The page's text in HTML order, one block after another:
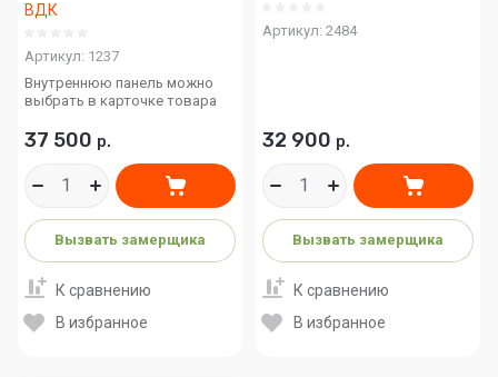
ВДК
Артикул: 1237
Внутреннюю панель можно
выбрать в карточке товара
37 500 р.
Вызвать замерщика
К сравнению
В избранное
Артикул: 2484
32 900 р.
Вызвать замерщика
К сравнению
В избранное